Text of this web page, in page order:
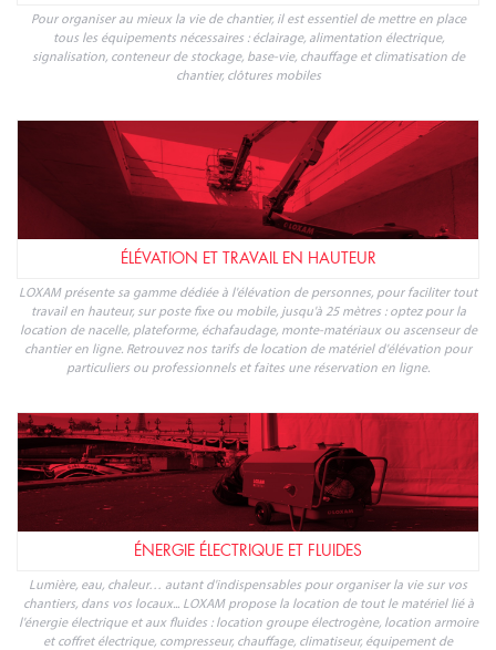
Pour organiser au mieux la vie de chantier, il est essentiel de mettre en place
tous les équipements nécessaires : éclairage, alimentation électrique,
signalisation, conteneur de stockage, base-vie, chauffage et climatisation de
chantier, clôtures mobiles
ÉLÉVATION ET TRAVAIL EN HAUTEUR
LOXAM présente sa gamme dédiée à l'élévation de personnes, pour faciliter tout
travail en hauteur, sur poste fixe ou mobile, jusqu'à 25 mètres : optez pour la
location de nacelle, plateforme, échafaudage, monte-matériaux ou ascenseur de
chantier en ligne. Retrouvez nos tarifs de location de matériel d'élévation pour
particuliers ou professionnels et faites une réservation en ligne.
ÉNERGIE ÉLECTRIQUE ET FLUIDES
Lumière, eau, chaleur… autant d'indispensables pour organiser la vie sur vos
chantiers, dans vos locaux... LOXAM propose la location de tout le matériel lié à
l'énergie électrique et aux fluides : location groupe électrogène, location armoire
et coffret électrique, compresseur, chauffage, climatiseur, équipement de